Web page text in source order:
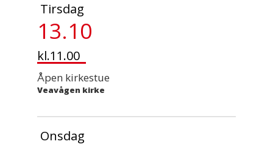
Tirsdag
13.10
kl.11.00
Åpen kirkestue
Veavågen kirke
Onsdag